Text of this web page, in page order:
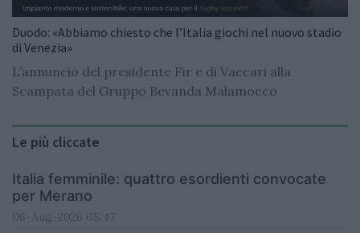
Duodo: «Abbiamo chiesto che l’Italia giochi nel nuovo stadio
di Venezia»
L’annuncio del presidente Fir e di Vaccari alla
Scampata del Gruppo Bevanda Malamocco
Le più cliccate
Italia femminile: quattro esordienti convocate
per Merano
06-Aug-2026 05:47